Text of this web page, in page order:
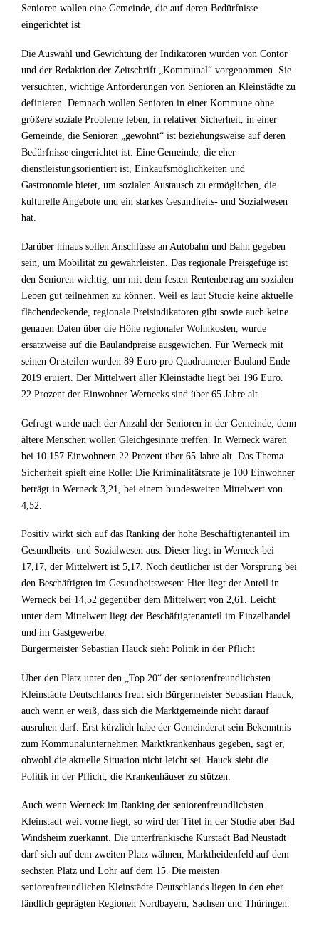
Senioren wollen eine Gemeinde, die auf deren Bedürfnisse
eingerichtet ist
Die Auswahl und Gewichtung der Indikatoren wurden von Contor
und der Redaktion der Zeitschrift „Kommunal“ vorgenommen. Sie
versuchten, wichtige Anforderungen von Senioren an Kleinstädte zu
definieren. Demnach wollen Senioren in einer Kommune ohne
größere soziale Probleme leben, in relativer Sicherheit, in einer
Gemeinde, die Senioren „gewohnt“ ist beziehungsweise auf deren
Bedürfnisse eingerichtet ist. Eine Gemeinde, die eher
dienstleistungsorientiert ist, Einkaufsmöglichkeiten und
Gastronomie bietet, um sozialen Austausch zu ermöglichen, die
kulturelle Angebote und ein starkes Gesundheits- und Sozialwesen
hat.
Darüber hinaus sollen Anschlüsse an Autobahn und Bahn gegeben
sein, um Mobilität zu gewährleisten. Das regionale Preisgefüge ist
den Senioren wichtig, um mit dem festen Rentenbetrag am sozialen
Leben gut teilnehmen zu können. Weil es laut Studie keine aktuelle
flächendeckende, regionale Preisindikatoren gibt sowie auch keine
genauen Daten über die Höhe regionaler Wohnkosten, wurde
ersatzweise auf die Baulandpreise ausgewichen. Für Werneck mit
seinen Ortsteilen wurden 89 Euro pro Quadratmeter Bauland Ende
2019 eruiert. Der Mittelwert aller Kleinstädte liegt bei 196 Euro.
22 Prozent der Einwohner Wernecks sind über 65 Jahre alt
Gefragt wurde nach der Anzahl der Senioren in der Gemeinde, denn
ältere Menschen wollen Gleichgesinnte treffen. In Werneck waren
bei 10.157 Einwohnern 22 Prozent über 65 Jahre alt. Das Thema
Sicherheit spielt eine Rolle: Die Kriminalitätsrate je 100 Einwohner
beträgt in Werneck 3,21, bei einem bundesweiten Mittelwert von
4,52.
Positiv wirkt sich auf das Ranking der hohe Beschäftigtenanteil im
Gesundheits- und Sozialwesen aus: Dieser liegt in Werneck bei
17,17, der Mittelwert ist 5,17. Noch deutlicher ist der Vorsprung bei
den Beschäftigten im Gesundheitswesen: Hier liegt der Anteil in
Werneck bei 14,52 gegenüber dem Mittelwert von 2,61. Leicht
unter dem Mittelwert liegt der Beschäftigtenanteil im Einzelhandel
und im Gastgewerbe.
Bürgermeister Sebastian Hauck sieht Politik in der Pflicht
Über den Platz unter den „Top 20“ der seniorenfreundlichsten
Kleinstädte Deutschlands freut sich Bürgermeister Sebastian Hauck,
auch wenn er weiß, dass sich die Marktgemeinde nicht darauf
ausruhen darf. Erst kürzlich habe der Gemeinderat sein Bekenntnis
zum Kommunalunternehmen Marktkrankenhaus gegeben, sagt er,
obwohl die aktuelle Situation nicht leicht sei. Hauck sieht die
Politik in der Pflicht, die Krankenhäuser zu stützen.
Auch wenn Werneck im Ranking der seniorenfreundlichsten
Kleinstadt weit vorne liegt, so wird der Titel in der Studie aber Bad
Windsheim zuerkannt. Die unterfränkische Kurstadt Bad Neustadt
darf sich auf dem zweiten Platz wähnen, Marktheidenfeld auf dem
sechsten Platz und Lohr auf dem 15. Die meisten
seniorenfreundlichen Kleinstädte Deutschlands liegen in den eher
ländlich geprägten Regionen Nordbayern, Sachsen und Thüringen.